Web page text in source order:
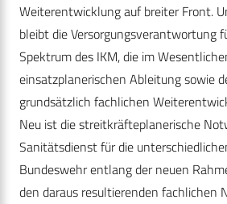
Weiterentwicklung auf breiter Front.
bleibt die Versorgungsverantwortung
Spektrum des IKM, die im
einsatzplanerischen Ableitung sowie
grundsätzlich fachlichen
Neu ist die streitkräfteplanerische
Sanitätsdienst für die
Bundeswehr entlang der neuen
den daraus resultierenden fachlichen